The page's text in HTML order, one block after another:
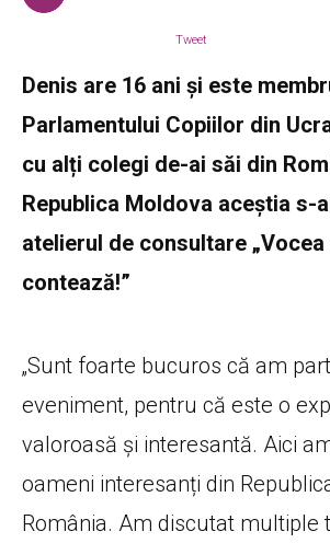
Tweet
Denis are 16 ani și este
Parlamentului Copiilor din
cu alți colegi de-ai săi din
Republica Moldova aceștia s-
atelierul de consultare
contează!”
„Sunt foarte bucuros că am
eveniment, pentru că este o
valoroasă și interesantă. Aici
oameni interesanți din
România. Am discutat multiple